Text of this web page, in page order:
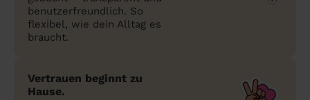
benutzerfreundlich. So
flexibel, wie dein Alltag es
braucht.
Vertrauen beginnt zu
Hause.